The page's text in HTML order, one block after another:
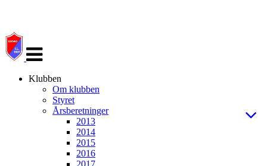
navigasjon
Klubben
Om klubben
Styret
Årsberetninger
2013
2014
2015
2016
2017